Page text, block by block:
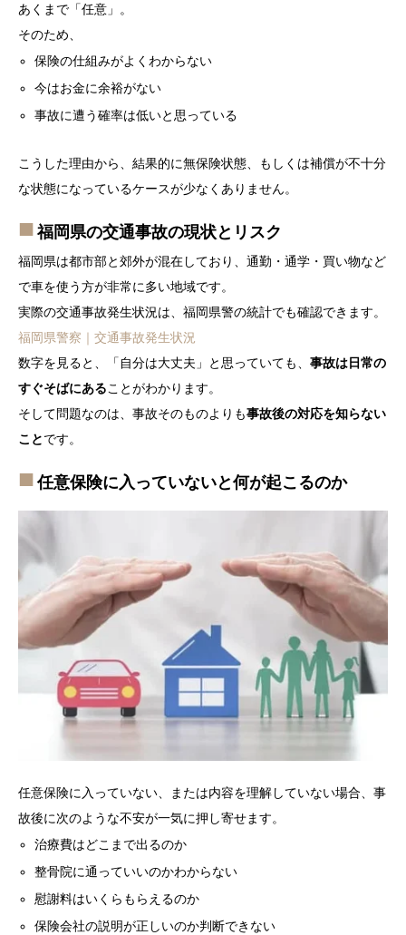
あくまで「任意」。
そのため、
保険の仕組みがよくわからない
今はお金に余裕がない
事故に遭う確率は低いと思っている
こうした理由から、結果的に無保険状態、もしくは補償が不十分
な状態になっているケースが少なくありません。
福岡県の交通事故の現状とリスク
福岡県は都市部と郊外が混在しており、通勤・通学・買い物など
で車を使う方が非常に多い地域です。
実際の交通事故発生状況は、福岡県警の統計でも確認できます。
福岡県警察｜交通事故発生状況
数字を見ると、「自分は大丈夫」と思っていても、 事故は日常の
すぐそばにあることがわかります。
そして問題なのは、事故そのものよりも事故後の対応を知らない
ことです。
任意保険に入っていないと何が起こるのか
任意保険に入っていない、または内容を理解していない場合、事
故後に次のような不安が一気に押し寄せます。
治療費はどこまで出るのか
整骨院に通っていいのかわからない
慰謝料はいくらもらえるのか
保険会社の説明が正しいのか判断できない